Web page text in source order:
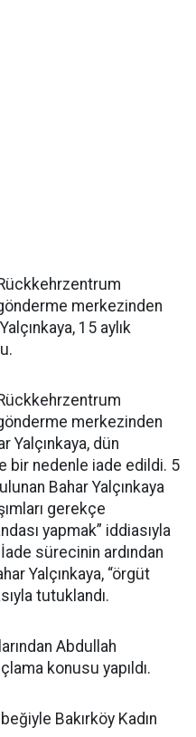
merkezinden
15 aylık
merkezinden
Yalçınkaya, dün
bir nedenle iade edildi. 5
Bahar Yalçınkaya
gerekçe
yapmak” iddiasıyla
sürecinin ardından
Yalçınkaya, “örgüt
tutuklandı.
Abdullah
konusu yapıldı.
Bakırköy Kadın